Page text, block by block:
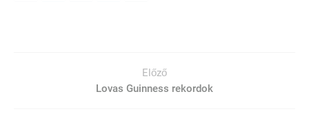
Előző
Lovas Guinness rekordok